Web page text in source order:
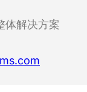
体解决方案